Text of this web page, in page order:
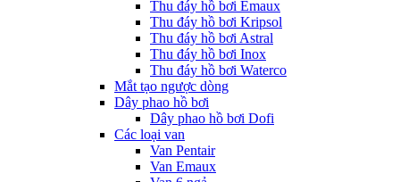
Thu đáy hồ bơi Emaux
Thu đáy hồ bơi Kripsol
Thu đáy hồ bơi Astral
Thu đáy hồ bơi Inox
Thu đáy hồ bơi Waterco
Mắt tạo ngược dòng
Dây phao hồ bơi
Dây phao hồ bơi Dofi
Các loại van
Van Pentair
Van Emaux